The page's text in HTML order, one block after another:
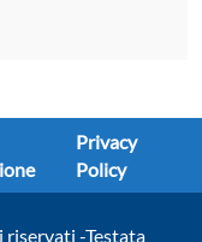
Privacy
Policy
-Testata